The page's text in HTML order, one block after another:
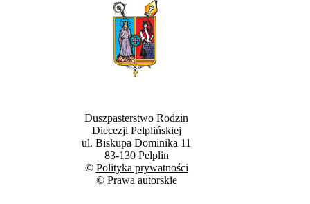
Duszpasterstwo Rodzin
Diecezji Pelplińskiej
ul. Biskupa Dominika 11
83-130 Pelplin
© Polityka prywatności
© Prawa autorskie